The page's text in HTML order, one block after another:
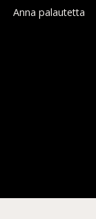
An­na pa­lau­tet­ta